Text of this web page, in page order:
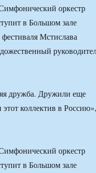
оркестр
в Большом зале
Мстислава
дружба. Дружили еще
коллектив в Россию»,
оркестр
в Большом зале